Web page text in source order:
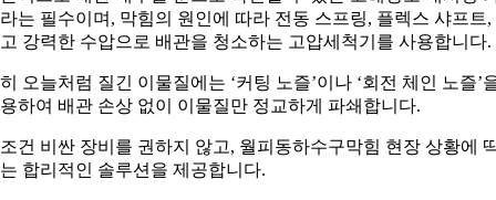
는 필수이며, 막힘의 원인에 따라 전동 스프링, 플렉스 샤프트,
강력한 수압으로 배관을 청소하는 고압세척기를 사용합니다.
오늘처럼 질긴 이물질에는 ‘커팅 노즐’이나 ‘회전 체인 노즐’
하여 배관 손상 없이 이물질만 정교하게 파쇄합니다.
건 비싼 장비를 권하지 않고, 월피동하수구막힘 현장 상황에
합리적인 솔루션을 제공합니다.